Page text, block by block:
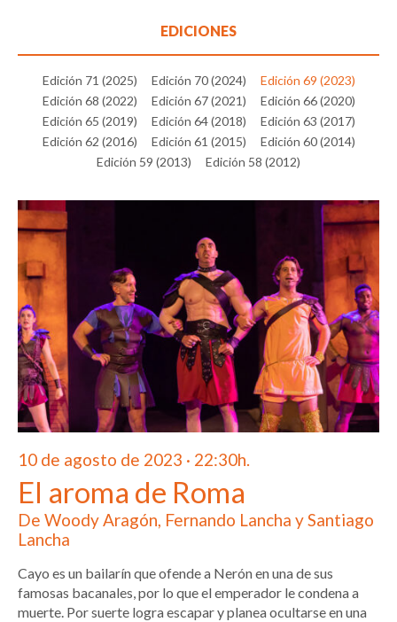
EDICIONES
Edición 71 (2025) Edición 70 (2024)
Edición 69 (2023)
Edición 68 (2022)
Edición 67 (2021)
Edición 66 (2020)
Edición 65 (2019)
Edición 64 (2018)
Edición 63 (2017)
Edición 62 (2016)
Edición 61 (2015)
Edición 60 (2014)
Edición 59 (2013)
Edición 58 (2012)
10 de agosto de 2023 · 22:30h.
El aroma de Roma
De Woody Aragón, Fernando Lancha y Santiago
Lancha
Cayo es un bailarín que ofende a Nerón en una de sus
famosas bacanales, por lo que el emperador le condena a
muerte. Por suerte logra escapar y planea ocultarse en una